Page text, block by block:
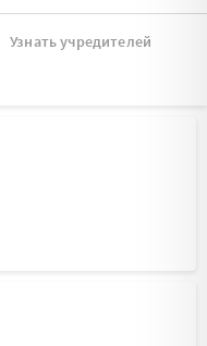
Узнать учредителей